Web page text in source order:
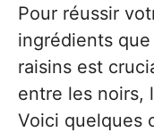
Pour réussir
ingrédients
raisins est
entre les noirs,
Voici quelques